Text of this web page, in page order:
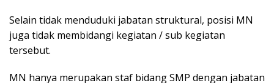
Selain tidak menduduki jabatan struktural, posisi MN
juga tidak membidangi kegiatan / sub kegiatan
tersebut.
MN hanya merupakan staf bidang SMP dengan jabatan